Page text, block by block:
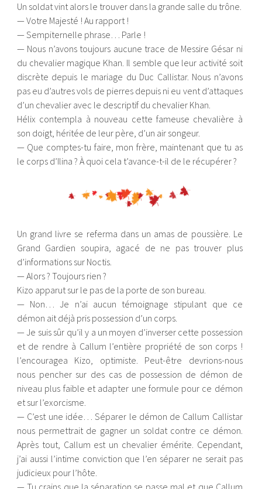
Un soldat vint alors le trouver dans la grande salle du trône.
— Votre Majesté ! Au rapport !
— Sempiternelle phrase… Parle !
— Nous n’avons toujours aucune trace de Messire Gésar ni
du chevalier magique Khan. Il semble que leur activité soit
discrète depuis le mariage du Duc Callistar. Nous n’avons
pas eu d’autres vols de pierres depuis ni eu vent d’attaques
d’un chevalier avec le descriptif du chevalier Khan.
Hélix contempla à nouveau cette fameuse chevalière à
son doigt, héritée de leur père, d’un air songeur.
— Que comptes-tu faire, mon frère, maintenant que tu as
le corps d’Ilina ? À quoi cela t’avance-t-il de le récupérer ?
Un grand livre se referma dans un amas de poussière. Le
Grand Gardien soupira, agacé de ne pas trouver plus
d’informations sur Noctis.
— Alors ? Toujours rien ?
Kizo apparut sur le pas de la porte de son bureau.
— Non… Je n’ai aucun témoignage stipulant que ce
démon ait déjà pris possession d’un corps.
— Je suis sûr qu’il y a un moyen d’inverser cette possession
et de rendre à Callum l’entière propriété de son corps !
l’encouragea Kizo, optimiste. Peut-être devrions-nous
nous pencher sur des cas de possession de démon de
niveau plus faible et adapter une formule pour ce démon
et sur l’exorcisme.
— C’est une idée… Séparer le démon de Callum Callistar
nous permettrait de gagner un soldat contre ce démon.
Après tout, Callum est un chevalier émérite. Cependant,
j’ai aussi l’intime conviction que l’en séparer ne serait pas
judicieux pour l’hôte.